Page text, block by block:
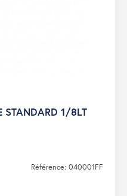
STANDARD 1/8LT
Référence: 040001FF